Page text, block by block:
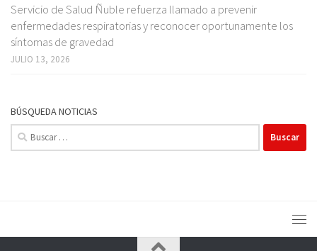
Servicio de Salud Ñuble refuerza llamado a prevenir
enfermedades respiratorias y reconocer oportunamente los
síntomas de gravedad
JULIO 13, 2026
BÚSQUEDA NOTICIAS
Buscar: